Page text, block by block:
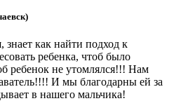
знает как найти подход к
ребенка, чтоб было
ребенок не утомлялся!!! Нам
И мы благодарны ей за
в нашего мальчика!